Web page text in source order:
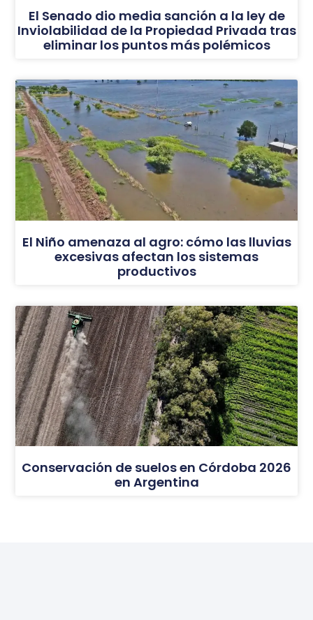
El Senado dio media sanción a la ley de
Inviolabilidad de la Propiedad Privada tras
eliminar los puntos más polémicos
El Niño amenaza al agro: cómo las lluvias
excesivas afectan los sistemas
productivos
Conservación de suelos en Córdoba 2026
en Argentina